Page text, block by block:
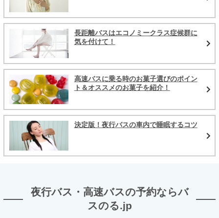
長距離バスはエコノミークラス症候群に
気を付けて！
高速バスに乗る時のお菓子選びのポイン
ト＆オススメのお菓子を紹介！
決定版！夜行バスの車内で睡眠するコツ
夜行バス・高速バスの予約ならバ
スのる.jp